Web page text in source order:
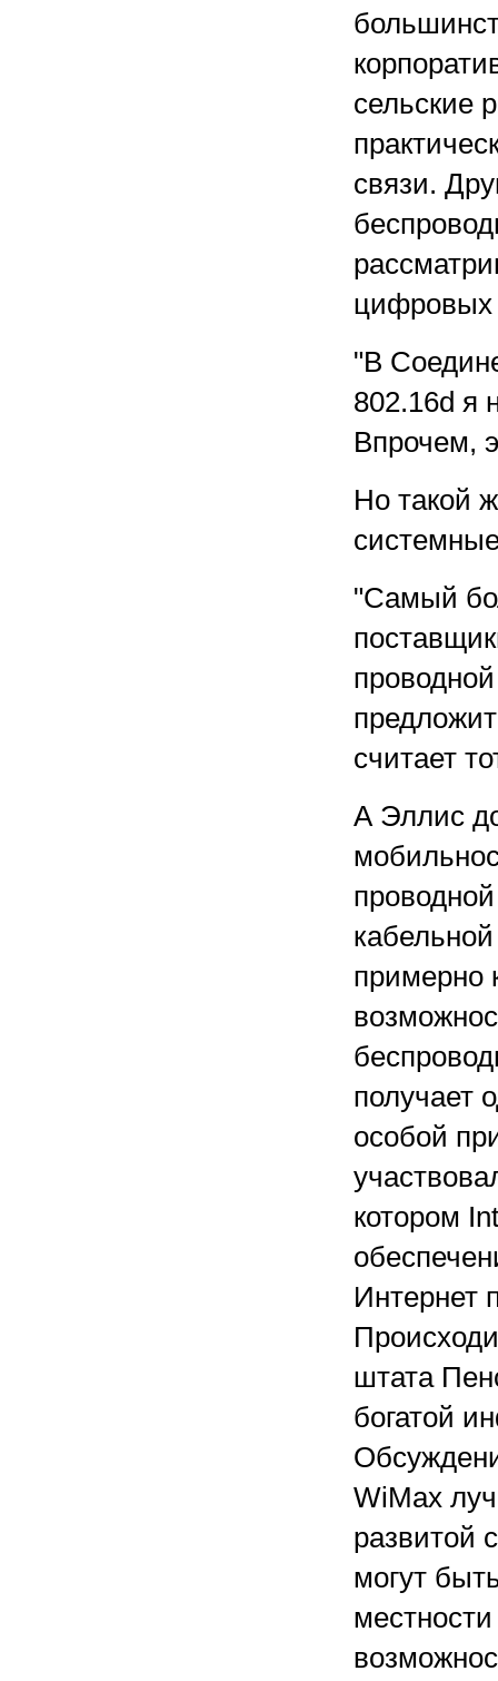
сельские
связи.
цифровых
"В
802.16d я
Впрочем,
Но такой
"Самый
считает
А Эллис
примерно
получает
особой
котором
Интернет
штата
богатой
WiMax
развитой
могут